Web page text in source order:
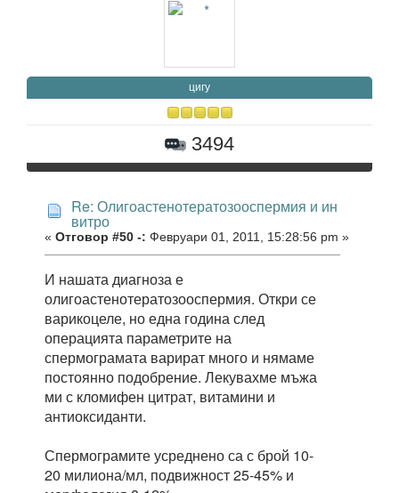
цигу
3494
Re: Олигоастенотератозооспермия и ин
витро
« Отговор #50 -: Февруари 01, 2011, 15:28:56 pm »
И нашата диагноза е
олигоастенотератозооспермия. Откри се
варикоцеле, но една година след
операцията параметрите на
спермограмата варират много и нямаме
постоянно подобрение. Лекувахме мъжа
ми с кломифен цитрат, витамини и
антиоксиданти.
Спермограмите усреднено са с брой 10-
20 милиона/мл, подвижност 25-45% и